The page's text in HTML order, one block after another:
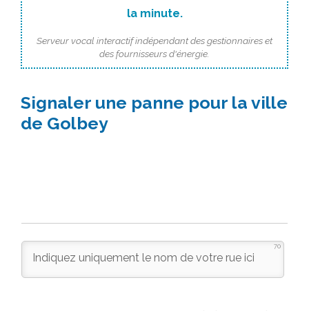
la minute.
Serveur vocal interactif indépendant des gestionnaires et
des fournisseurs d'énergie.
Signaler une panne pour la ville
de Golbey
70